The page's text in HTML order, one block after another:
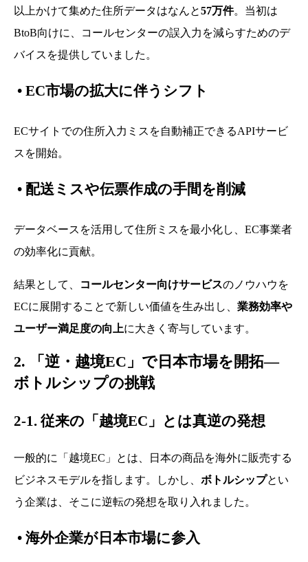
以上かけて集めた住所データはなんと57万件。当初は
BtoB向けに、コールセンターの誤入力を減らすためのデ
バイスを提供していました。
• EC市場の拡大に伴うシフト
ECサイトでの住所入力ミスを自動補正できるAPIサービ
スを開始。
• 配送ミスや伝票作成の手間を削減
データベースを活用して住所ミスを最小化し、EC事業者
の効率化に貢献。
結果として、 コールセンター向けサービスのノウハウを
ECに展開することで新しい価値を生み出し、 業務効率や
ユーザー満足度の向上に大きく寄与しています。
2. 「逆・越境EC」で日本市場を開拓—
ボトルシップの挑戦
2-1. 従来の「越境EC」とは真逆の発想
一般的に「越境EC」とは、日本の商品を海外に販売する
ビジネスモデルを指します。しかし、 ボトルシップとい
う企業は、そこに逆転の発想を取り入れました。
• 海外企業が日本市場に参入